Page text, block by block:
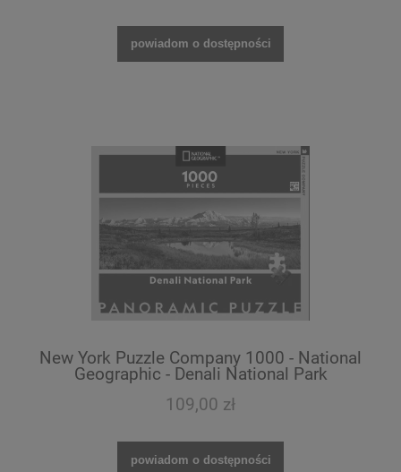
powiadom o dostępności
New York Puzzle Company 1000 - National
Geographic - Denali National Park
109,00 zł
powiadom o dostępności